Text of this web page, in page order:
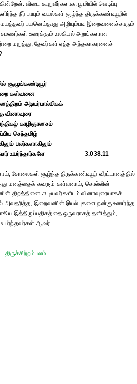
விடை கூறுவீர்களாக. பூமியில் வெடிப்பு
நீர் பாயும் வயல்கள் சூழ்ந்த திருக்கண்டியூரில்
பயனெய்தாது அழியும்படி இறைவனைச்சாரும்
சமணர்கள் உரைக்கும் உலகியல் அறங்களான
மறுத்து, தேவர்கள் ஏத்த அந்தகாசுரனைச்
சூழுங்கண்டியூர்
கள்வனை
அடியர்பால்மிகக்
வினாவுரை
காழிஞானசம்
செந்தமிழ்
பலர்களாகிலும்
உயர்ந்தார்களே
3.038.11
சோலைகள் சூழ்ந்த திருக்கண்டியூர் வீரட்டானத்தில்
மனத்தைக் கவரும் கள்வனாய், சொல்லின்
திறத்தினை அடியவர்களிடம் வினாவுரையாகக்
அவதரித்த, இறைவனின் இயல்புகளை நன்கு உணர்ந்த
இத்திருப்பதிகத்தை ஒருவராகத் தனித்தும்,
உயர்ந்தவர்கள் ஆவர்.
திருச்சிற்றம்பலம்